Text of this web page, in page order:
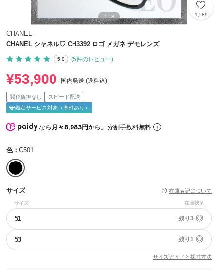
1 / 8 1,589
CHANEL
CHANEL シャネル♡ CH3392 ロゴ メガネ デモレンズ
5.0 (5件のレビュー)
¥53,900 国内発送 (送料込)
関税負担なし
スピード配送
鑑定サービス対象（条件あり）
なら 月々8,983円から。分割手数料無料
色： C501
サイズ 在庫表記について
サイズ 在庫状況
51 残り3 ◎
53 残り1 ◎
サイズガイドと採寸方法